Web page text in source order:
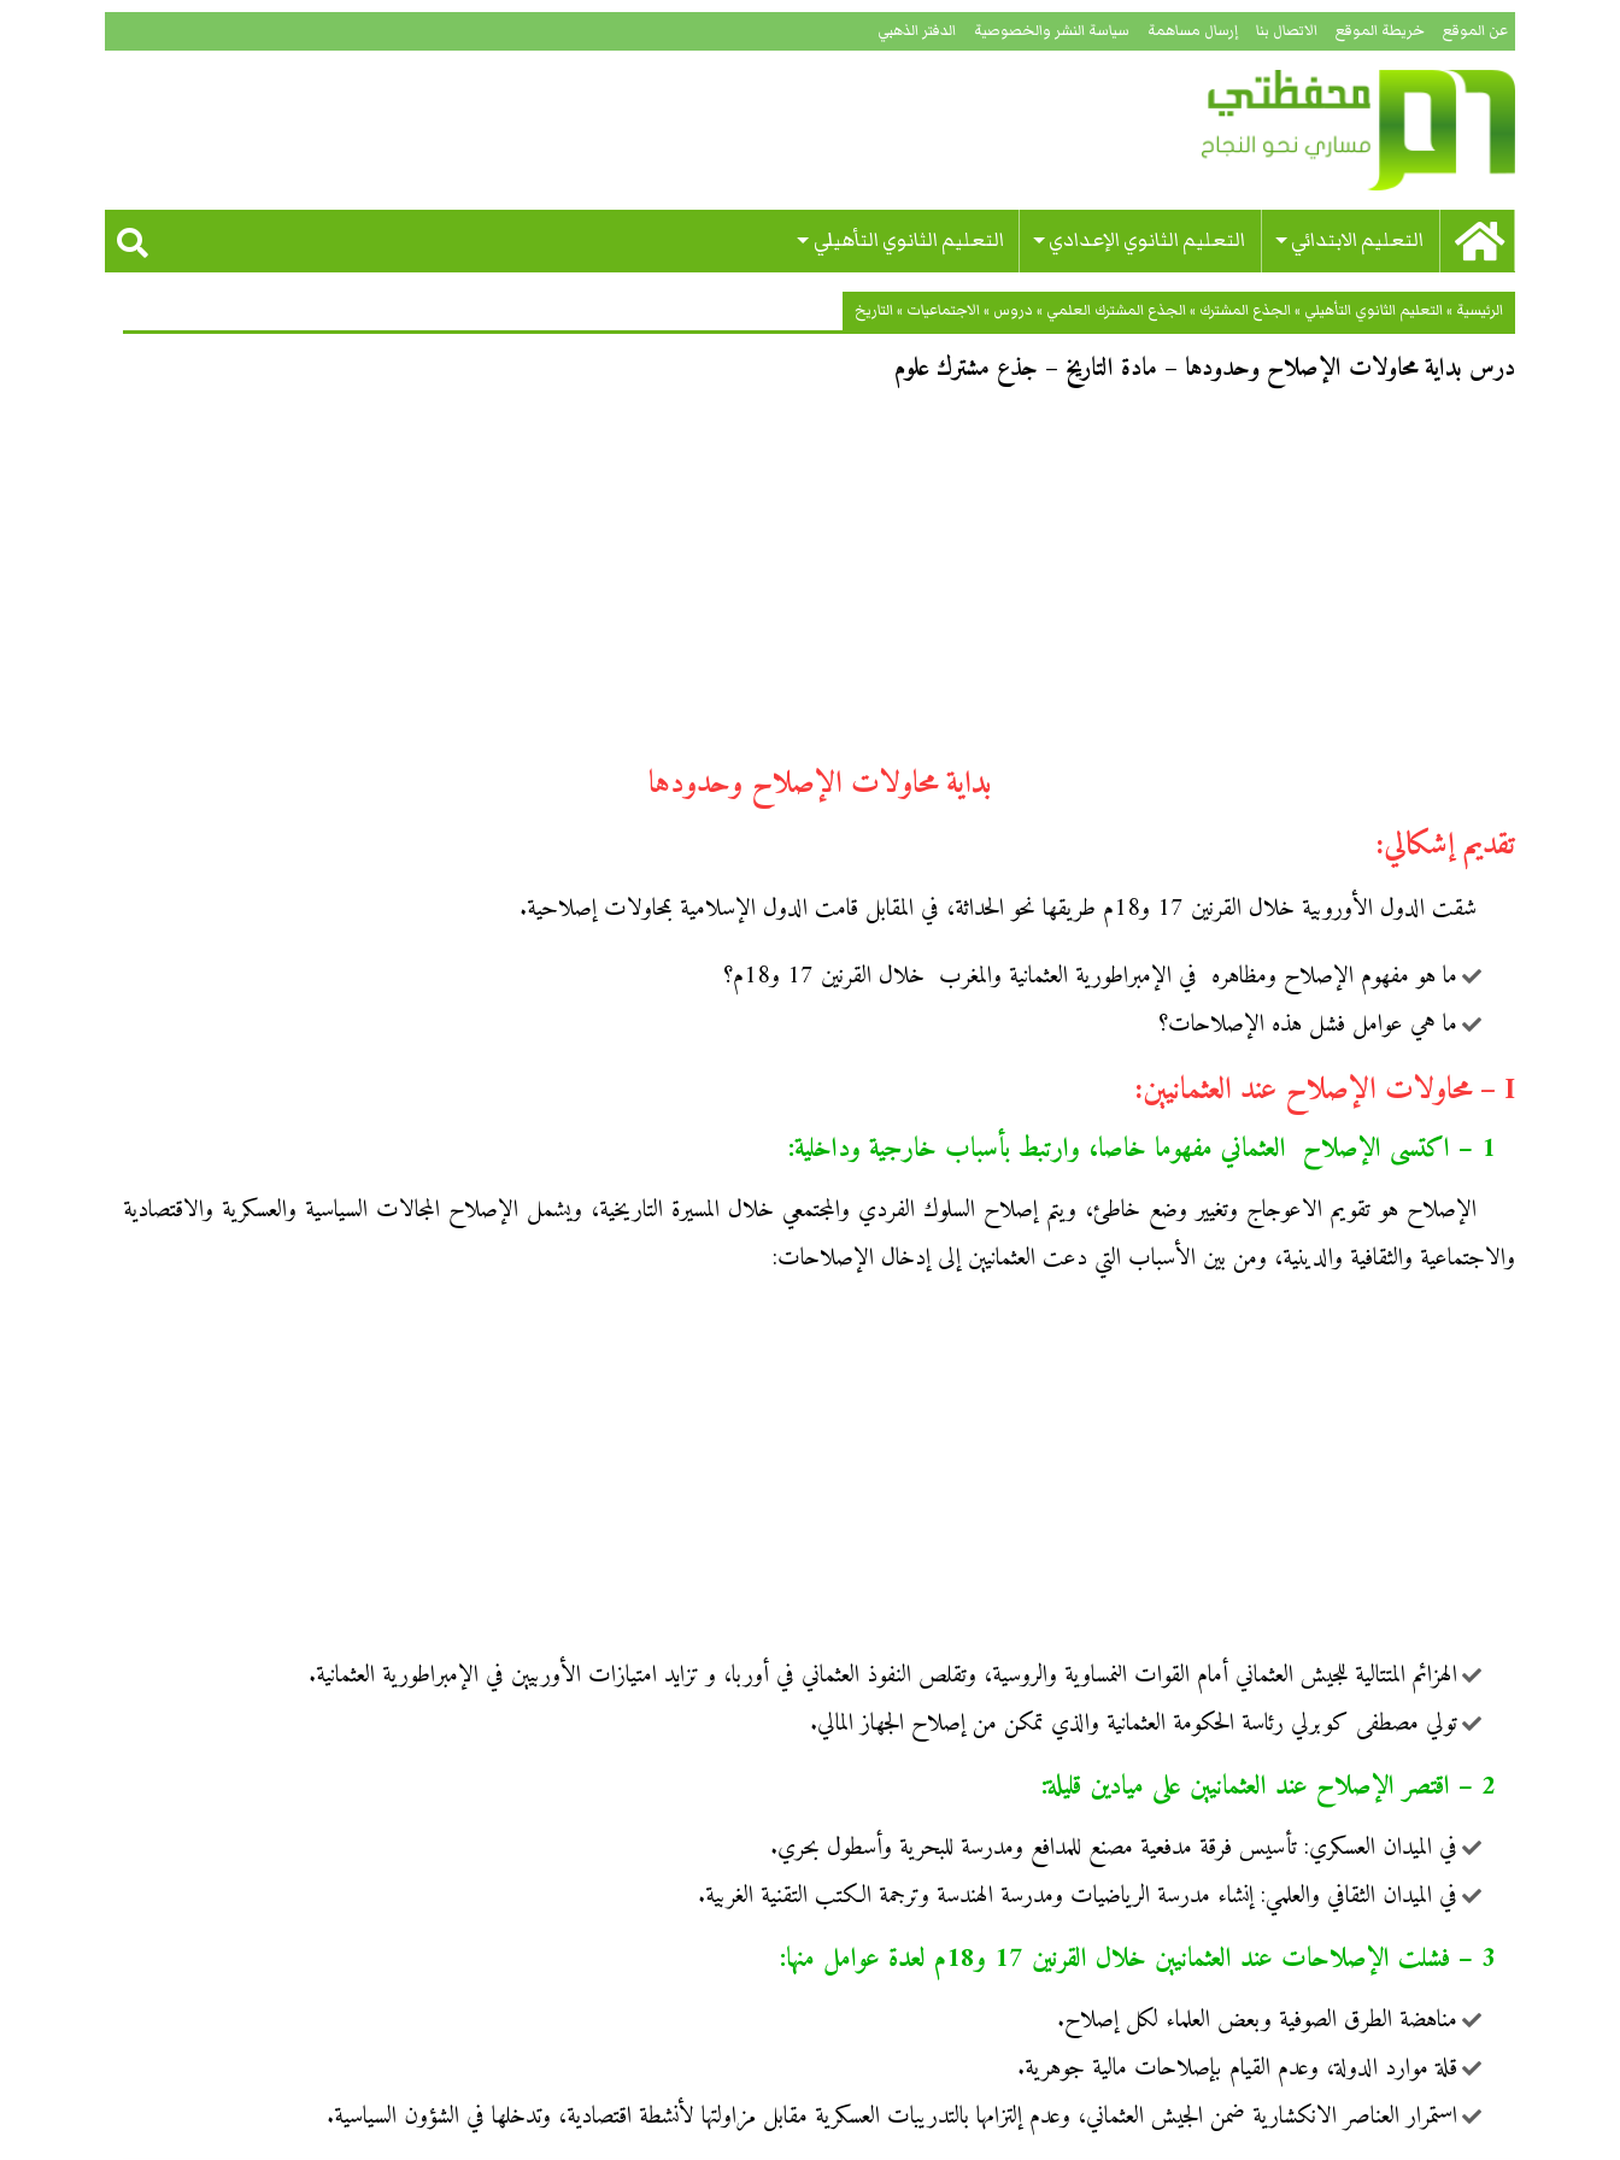
عن الموقع خريطة الموقع الاتصال بنا إرسال مساهمة سياسة النشر والخصوصية الدفتر الذهبي
التعليم الابتدائي التعليم الثانوي الإعدادي التعليم الثانوي التأهيلي
الرئيسية »التعليم الثانوي التأهيلي »الجذع المشترك »الجذع المشترك العلمي » دروس »الاجتماعيات »التاريخ
درس بداية محاولات الإصلاح وحدودها – مادة التاريخ – جذع مشترك علوم
بداية محاولات الإصلاح وحدودها
تقديم إشكالي:
شقت الدول الأوروبية خلال القرنين 17 و18م طريقها نحو الحداثة، في المقابل قامت الدول الإسلامية بمحاولات إصلاحية.
ما هو مفهوم الإصلاح ومظاهره في الإمبراطورية العثمانية والمغرب خلال القرنين 17 و18م؟
ما هي عوامل فشل هذه الإصلاحات؟
I – محاولات الإصلاح عند العثمانيين:
1 – اكتسى الإصلاح العثماني مفهوما خاصا، وارتبط بأسباب خارجية وداخلية:
الإصلاح هو تقويم الاعوجاج وتغيير وضع خاطئ، ويتم إصلاح السلوك الفردي والمجتمعي خلال المسيرة التاريخية، ويشمل الإصلاح المجالات السياسية والعسكرية والاقتصادية
والاجتماعية والثقافية والدينية، ومن بين الأسباب التي دعت العثمانيين إلى إدخال الإصلاحات:
الهزائم المتتالية للجيش العثماني أمام القوات النمساوية والروسية، وتقلص النفوذ العثماني في أوربا، و تزايد امتيازات الأوربيين في الإمبراطورية العثمانية.
تولي مصطفى كوبرلي رئاسة الحكومة العثمانية والذي تمكن من إصلاح الجهاز المالي.
2 – اقتصر الإصلاح عند العثمانيين على ميادين قليلة:
في الميدان العسكري: تأسيس فرقة مدفعية مصنع للمدافع ومدرسة للبحرية وأسطول بحري.
في الميدان الثقافي والعلمي: إنشاء مدرسة الرياضيات ومدرسة الهندسة وترجمة الكتب التقنية الغربية.
3 – فشلت الإصلاحات عند العثمانيين خلال القرنين 17 و18م لعدة عوامل منها:
مناهضة الطرق الصوفية وبعض العلماء لكل إصلاح.
قلة موارد الدولة، وعدم القيام بإصلاحات مالية جوهرية.
استمرار العناصر الانكشارية ضمن الجيش العثماني، وعدم إلتزامها بالتدريبات العسكرية مقابل مزاولتها لأنشطة اقتصادية، وتدخلها في الشؤون السياسية.